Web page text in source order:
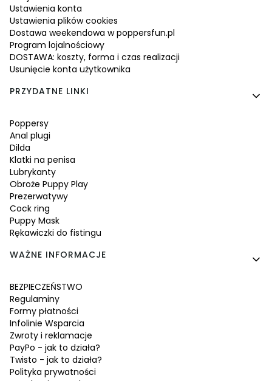
Ustawienia konta
Ustawienia plików cookies
Dostawa weekendowa w poppersfun.pl
Program lojalnościowy
DOSTAWA: koszty, forma i czas realizacji
Usunięcie konta użytkownika
PRZYDATNE LINKI
Poppersy
Anal plugi
Dilda
Klatki na penisa
Lubrykanty
Obroże Puppy Play
Prezerwatywy
Cock ring
Puppy Mask
Rękawiczki do fistingu
WAŻNE INFORMACJE
BEZPIECZEŃSTWO
Regulaminy
Formy płatności
Infolinie Wsparcia
Zwroty i reklamacje
PayPo - jak to działa?
Twisto - jak to działa?
Polityka prywatności